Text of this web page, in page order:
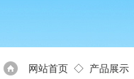
网站首页 ◇ 产品展示